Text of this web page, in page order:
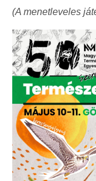
(A menetleveles